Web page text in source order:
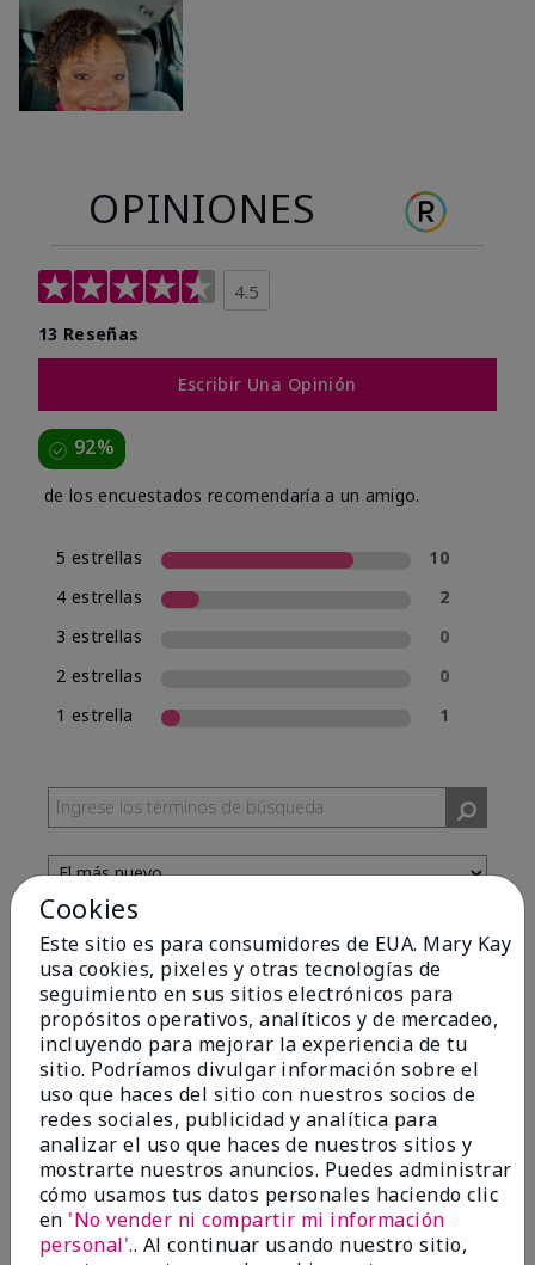
OPINIONES
4.5
13 Reseñas
Escribir Una Opinión
92%
de los encuestados recomendaría a un amigo.
5 estrellas
10
4 estrellas
2
3 estrellas
0
2 estrellas
0
1 estrella
1
Evaluado por 13 clientes
5
Yeh! I really works
EnviadoHace 4 meses
porChar
deDetroit, Mi
Evaluado en
marykay.com/en-us/
Cookies
Este sitio es para consumidores de EUA. Mary Kay
usa cookies, pixeles y otras tecnologías de
seguimiento en sus sitios electrónicos para
propósitos operativos, analíticos y de mercadeo,
incluyendo para mejorar la experiencia de tu
sitio. Podríamos divulgar información sobre el
uso que haces del sitio con nuestros socios de
redes sociales, publicidad y analítica para
analizar el uso que haces de nuestros sitios y
mostrarte nuestros anuncios. Puedes administrar
cómo usamos tus datos personales haciendo clic
en 'No vender ni compartir mi información
personal'.. Al continuar usando nuestro sitio,